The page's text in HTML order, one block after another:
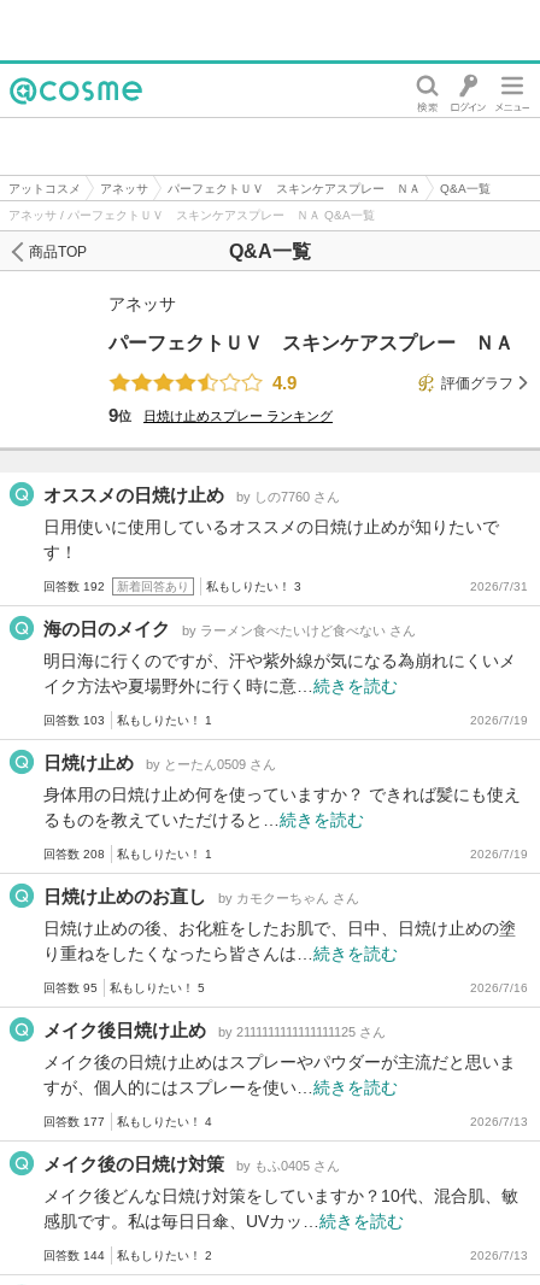
アットコスメ アネッサ パーフェクトＵＶ スキンケアスプレー ＮＡ
Q&A一覧
アネッサ / パーフェクトＵＶ スキンケアスプレー ＮＡ Q&A一覧
Q&A一覧
商品TOP
アネッサ
パーフェクトＵＶ スキンケアスプレー ＮＡ
4.9
評価グラフ
9位 日焼け止めスプレー ランキング
オススメの日焼け止め by しの7760 さん
日用使いに使用しているオススメの日焼け止めが知りたいで
す！
回答数 192 新着回答あり 私もしりたい！ 3 2026/7/31
海の日のメイク by ラーメン食べたいけど食べない さん
明日海に行くのですが、汗や紫外線が気になる為崩れにくいメ
イク方法や夏場野外に行く時に意… 続きを読む
回答数 103 私もしりたい！ 1 2026/7/19
日焼け止め by とーたん0509 さん
身体用の日焼け止め何を使っていますか？ できれば髪にも使え
るものを教えていただけると… 続きを読む
回答数 208 私もしりたい！ 1 2026/7/19
日焼け止めのお直し by カモクーちゃん さん
日焼け止めの後、お化粧をしたお肌で、日中、日焼け止めの塗
り重ねをしたくなったら皆さんは… 続きを読む
回答数 95 私もしりたい！ 5 2026/7/16
メイク後日焼け止め by 2111111111111111125 さん
メイク後の日焼け止めはスプレーやパウダーが主流だと思いま
すが、個人的にはスプレーを使い… 続きを読む
回答数 177 私もしりたい！ 4 2026/7/13
メイク後の日焼け対策 by もふ0405 さん
メイク後どんな日焼け対策をしていますか？10代、混合肌、敏
感肌です。私は毎日日傘、UVカッ… 続きを読む
回答数 144 私もしりたい！ 2 2026/7/13